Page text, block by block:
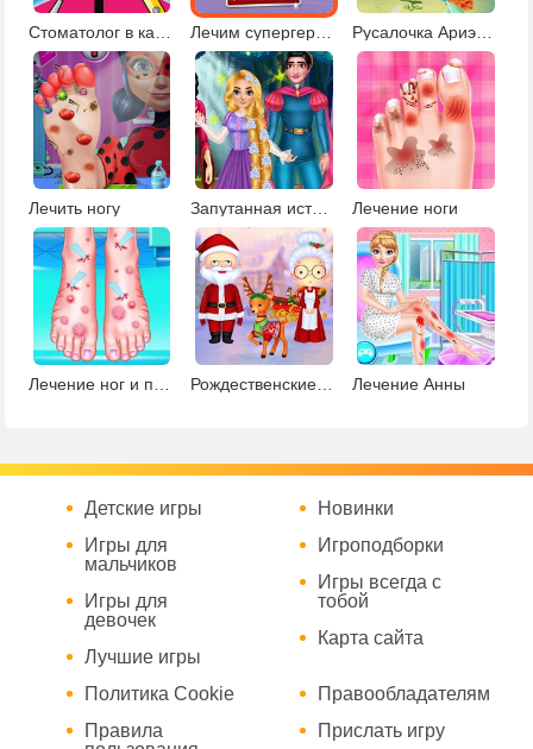
Лечим супергероев Русалочка Ариэль спасает океан
Лечить ногу Запутанная история Рапунцель Лечение ноги
Рождественские приключения мистера и миссис Санта Лечение Анны
Детские игры
Игры для
мальчиков
Игры для
девочек
Лучшие игры
Новинки
Игроподборки
Игры всегда с
тобой
Карта сайта
Политика Cookie
Правила
Правообладателям
Прислать игру